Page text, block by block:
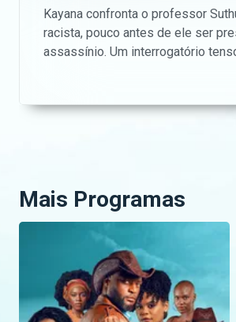
Kayana confronta o professor
racista, pouco antes de ele ser
assassínio. Um interrogatório
Magic, DStv Família canal 503.
Mais Programas